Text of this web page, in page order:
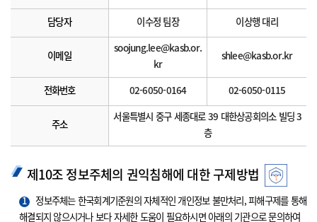
담당자 이수정 팀장 이상행 대리
이메일
soojung.lee@kasb.or.
kr
shlee@kasb.or.kr
전화번호 02-6050-0164 02-6050-0115
주소
서울특별시 중구 세종대로 39 대한상공회의소 빌딩 3
층
제10조 정보주체의 권익침해에 대한 구제방법
1
정보주체는 한국회계기준원의 자체적인 개인정보 불만처리, 피해구제를 통해
해결되지 않으시거나 보다 자세한 도움이 필요하시면 아래의 기관으로 문의하여